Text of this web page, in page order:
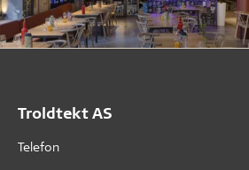
Troldtekt AS
Telefon